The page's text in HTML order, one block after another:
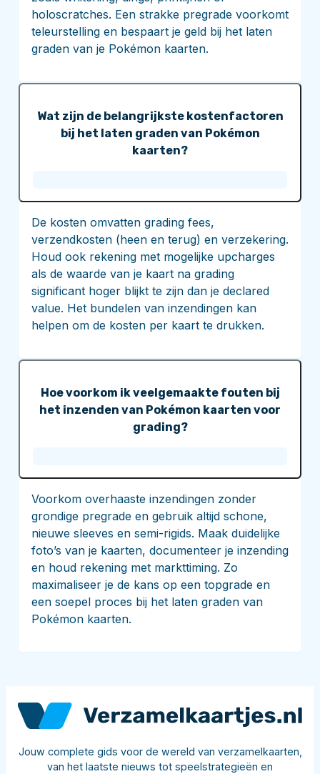
holoscratches. Een strakke pregrade voorkomt
teleurstelling en bespaart je geld bij het laten
graden van je Pokémon kaarten.
Wat zijn de belangrijkste kostenfactoren
bij het laten graden van Pokémon
kaarten?
De kosten omvatten grading fees,
verzendkosten (heen en terug) en verzekering.
Houd ook rekening met mogelijke upcharges
als de waarde van je kaart na grading
significant hoger blijkt te zijn dan je declared
value. Het bundelen van inzendingen kan
helpen om de kosten per kaart te drukken.
Hoe voorkom ik veelgemaakte fouten bij
het inzenden van Pokémon kaarten voor
grading?
Voorkom overhaaste inzendingen zonder
grondige pregrade en gebruik altijd schone,
nieuwe sleeves en semi-rigids. Maak duidelijke
foto’s van je kaarten, documenteer je inzending
en houd rekening met markttiming. Zo
maximaliseer je de kans op een topgrade en
een soepel proces bij het laten graden van
Pokémon kaarten.
Jouw complete gids voor de wereld van verzamelkaarten,
van het laatste nieuws tot speelstrategieën en